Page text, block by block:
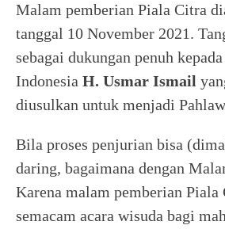
Malam pemberian Piala Citra
tanggal 10 November 2021.
sebagai dukungan penuh
Indonesia H. Usmar Ismail
diusulkan untuk menjadi
Bila proses penjurian bisa
daring, bagaimana dengan
Karena malam pemberian Piala
semacam acara wisuda bagi